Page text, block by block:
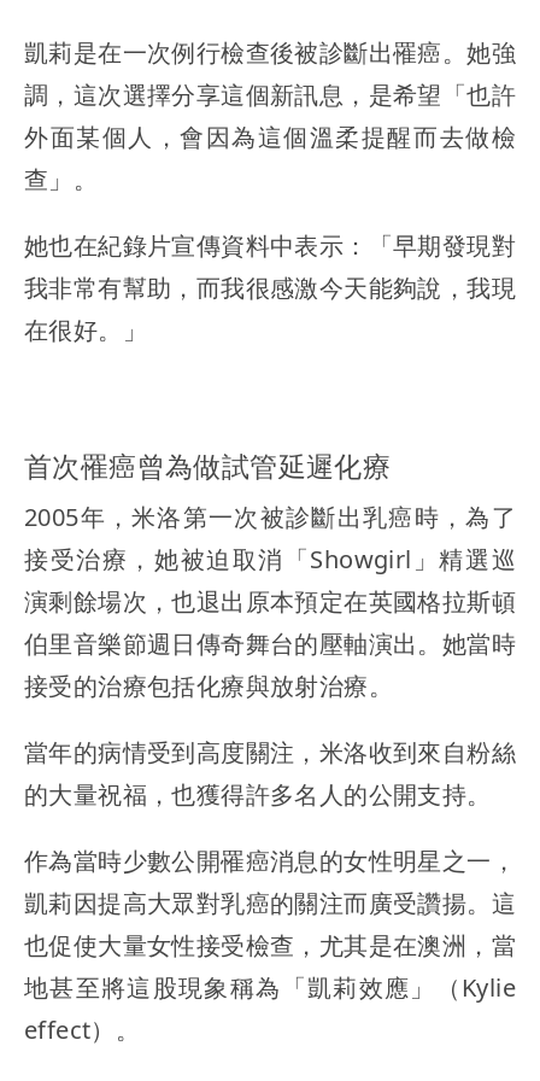
凱莉是在一次例行檢查後被診斷出罹癌。她強
調，這次選擇分享這個新訊息，是希望「也許
外面某個人，會因為這個溫柔提醒而去做檢
查」。
她也在紀錄片宣傳資料中表示：「早期發現對
我非常有幫助，而我很感激今天能夠說，我現
在很好。」
首次罹癌曾為做試管延遲化療
2005年，米洛第一次被診斷出乳癌時，為了
接受治療，她被迫取消「Showgirl」精選巡
演剩餘場次，也退出原本預定在英國格拉斯頓
伯里音樂節週日傳奇舞台的壓軸演出。她當時
接受的治療包括化療與放射治療。
當年的病情受到高度關注，米洛收到來自粉絲
的大量祝福，也獲得許多名人的公開支持。
作為當時少數公開罹癌消息的女性明星之一，
凱莉因提高大眾對乳癌的關注而廣受讚揚。這
也促使大量女性接受檢查，尤其是在澳洲，當
地甚至將這股現象稱為「凱莉效應」（Kylie
effect）。